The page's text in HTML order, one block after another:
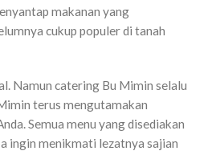
makanan yang
cukup populer di tanah
Namun catering Bu Mimin selalu
terus mengutamakan
Semua menu yang disediakan
ingin menikmati lezatnya sajian